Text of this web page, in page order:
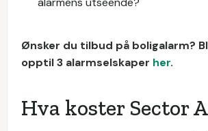
Ønsker du tilbud på boligalarm?
opptil 3 alarmselskaper her.
Hva koster Sector